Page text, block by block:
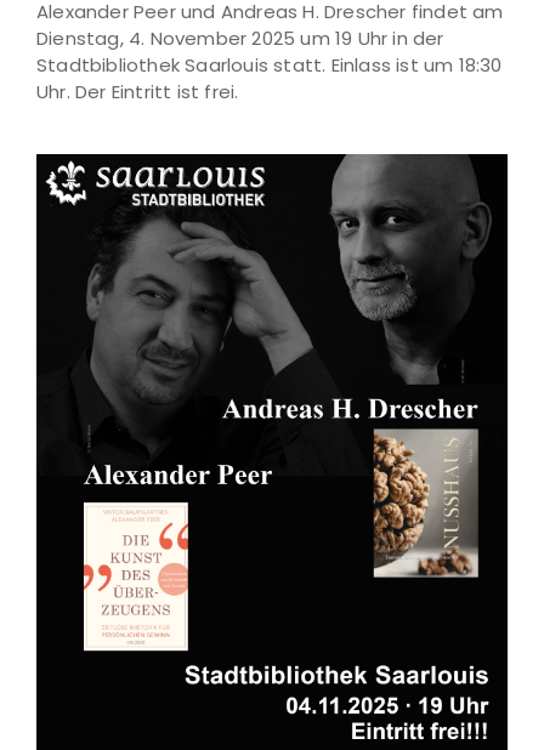
Alexander Peer und Andreas H. Drescher findet am
Dienstag, 4. November 2025 um 19 Uhr in der
Stadtbibliothek Saarlouis statt. Einlass ist um 18:30
Uhr. Der Eintritt ist frei.